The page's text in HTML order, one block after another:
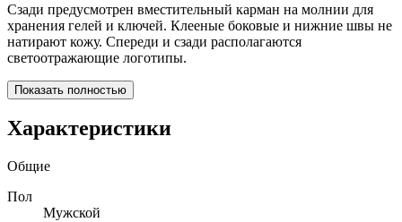
Сзади предусмотрен вместительный карман на молнии для
хранения гелей и ключей. Клееные боковые и нижние швы не
натирают кожу. Спереди и сзади располагаются
светоотражающие логотипы.
Показать полностью
Характеристики
Общие
Пол
Мужской